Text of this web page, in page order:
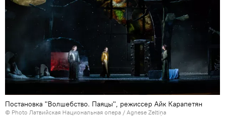
Постановка "Волшебство. Паяцы", режиссер Айк Карапетян
© Photo Латвийская Национальная опера / Agnese Zeltiņa